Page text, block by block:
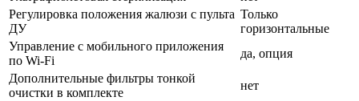
Регулировка положения жалюзи с пульта
ДУ
Только
горизонтальные
Управление c мобильного приложения
по Wi-Fi
да, опция
Дополнительные фильтры тонкой
очистки в комплекте
нет